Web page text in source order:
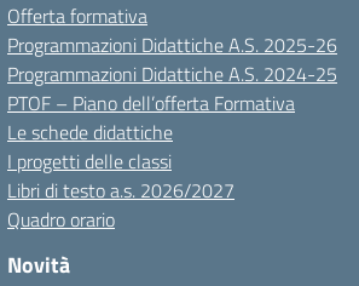
Offerta formativa
Programmazioni Didattiche A.S. 2025-26
Programmazioni Didattiche A.S. 2024-25
PTOF – Piano dell’offerta Formativa
Le schede didattiche
I progetti delle classi
Libri di testo a.s. 2026/2027
Quadro orario
Novità